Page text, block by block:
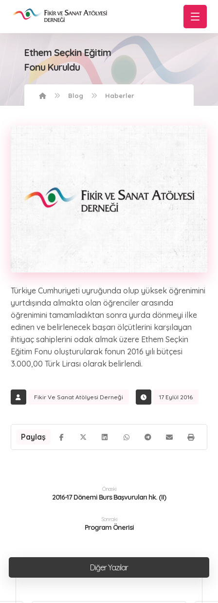
Ethem Seçkin Eğitim
Fonu Kuruldu
Blog Haberler
Türkiye Cumhuriyeti uyruğunda olup yüksek öğrenimini
yurtdışında almakta olan öğrenciler arasında
öğrenimini tamamladıktan sonra yurda dönmeyi ilke
edinen ve belirlenecek başarı ölçütlerini karşılayan
ihtiyaç sahiplerini odak almak üzere Ethem Seçkin
Eğitim Fonu oluşturularak fonun 2016 yılı bütçesi
3.000,00 Türk Lirası olarak belirlendi.
Fikir Ve Sanat Atölyesi Derneği 17 Eylül 2016
Önceki
2016-17 Dönemi Burs Başvuruları hk. (II)
Sonraki
Program Önerisi
Diğer Yazılar